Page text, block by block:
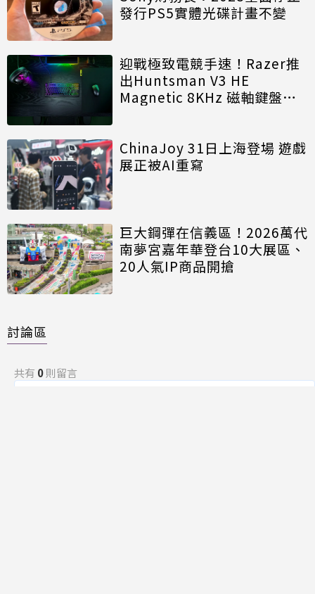
發行PS5實體光碟計畫不變
迎戰極致電競手速！Razer推
出Huntsman V3 HE
Magnetic 8KHz 磁軸鍵盤效
ChinaJoy 31日上海登場 遊戲
展正被AI重寫
巨大鋼彈在信義區！2026萬代
南夢宮嘉年華登台10大展區、
20人氣IP商品開搶
討論區
共有 0則留言